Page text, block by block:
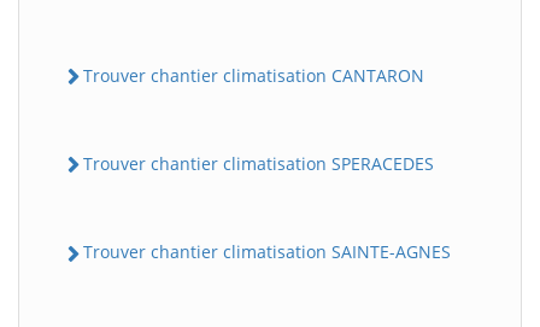
Trouver chantier climatisation CANTARON
Trouver chantier climatisation SPERACEDES
Trouver chantier climatisation SAINTE-AGNES